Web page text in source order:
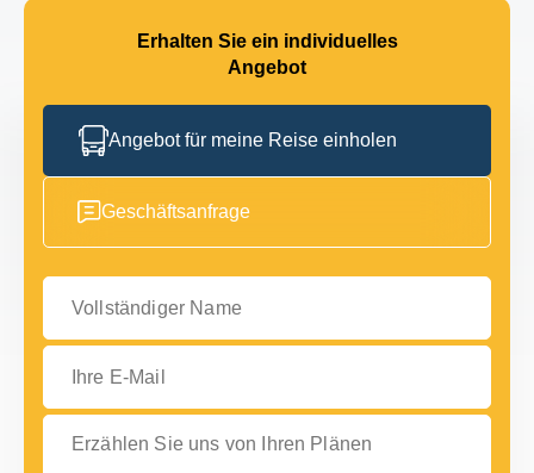
Erhalten Sie ein individuelles
Angebot
Angebot für meine Reise einholen
Geschäftsanfrage
Vollständiger Name
Ihre E-Mail
Erzählen Sie uns von Ihren Plänen